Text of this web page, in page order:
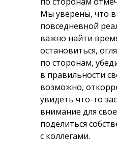
Мы уверены, что
повседневной
важно найти
остановиться,
по сторонам,
в правильности
возможно,
увидеть что-то
внимание для
поделиться
с коллегами.